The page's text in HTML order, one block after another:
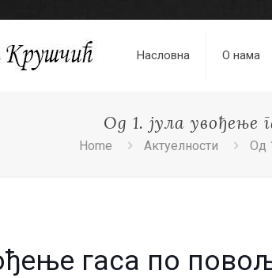
Насловна О нама
Од 1. јула увођење
Home Актуелности Од
гаса по